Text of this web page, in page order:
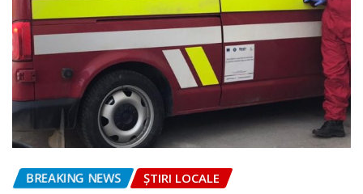
BREAKING NEWS ȘTIRI LOCALE